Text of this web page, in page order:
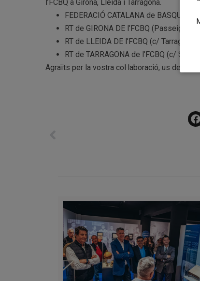
l’FCBQ a Girona, Lleida i Tarragona.
FEDERACIÓ CATALANA de
RT de GIRONA DE l’FCBQ (Passeig
RT de LLEIDA DE l’FCBQ (c/ Tarragona,
RT de TARRAGONA de l’FCBQ (c/ Soler,
Agraïts per la vostra col·laboració, us